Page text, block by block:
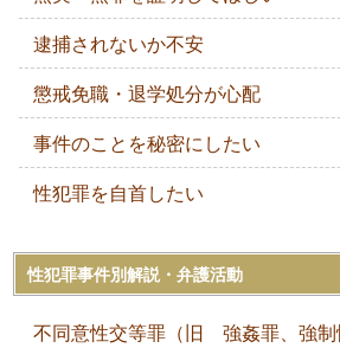
逮捕されないか不安
懲戒免職・退学処分が心配
事件のことを秘密にしたい
性犯罪を自首したい
性犯罪事件別解説・弁護活動
不同意性交等罪（旧 強姦罪、強制